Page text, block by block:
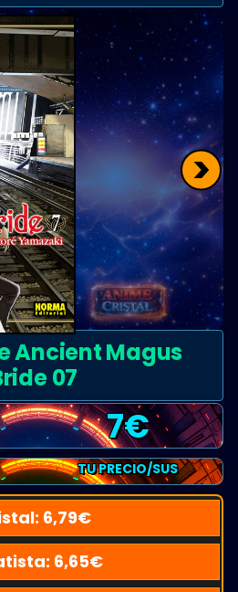
>
Ancient Magus
07
7€
TU PRECIO/SUS
6,79€
6,65€